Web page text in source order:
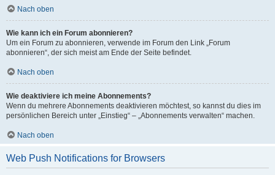
Nach oben
Wie kann ich ein Forum abonnieren?
Um ein Forum zu abonnieren, verwende im Forum den Link „Forum
abonnieren“, der sich meist am Ende der Seite befindet.
Nach oben
Wie deaktiviere ich meine Abonnements?
Wenn du mehrere Abonnements deaktivieren möchtest, so kannst du dies im
persönlichen Bereich unter „Einstieg“ – „Abonnements verwalten“ machen.
Nach oben
Web Push Notifications for Browsers